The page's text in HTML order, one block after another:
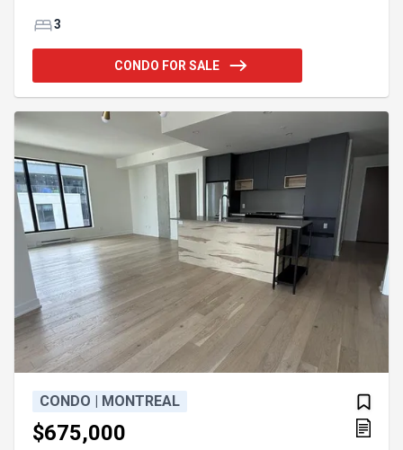
grandeur. Finitions haut de gamme et
stationnements. Immeuble à l'architecture moderne
construit avec des matériaux de qualité.
une élégance contemporaine et un environnement
paisible bordé par le fleuve St-Laurent et la nat
3
CONDO FOR SALE
CONDO | MONTREAL
$675,000